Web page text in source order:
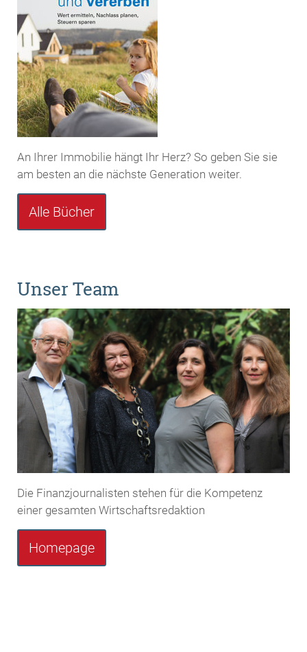
An Ihrer Immobilie hängt Ihr Herz? So geben Sie sie
am besten an die nächste Generation weiter.
Alle Bücher
Unser Team
Die Finanzjournalisten stehen für die Kompetenz
einer gesamten Wirtschaftsredaktion
Homepage